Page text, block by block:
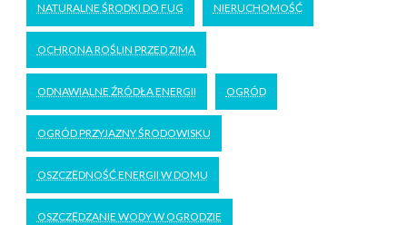
NATURALNE ŚRODKI DO FUG NIERUCHOMOŚĆ
OCHRONA ROŚLIN PRZED ZIMĄ
ODNAWIALNE ŹRÓDŁA ENERGII OGRÓD
OGRÓD PRZYJAZNY ŚRODOWISKU
OSZCZĘDNOŚĆ ENERGII W DOMU
OSZCZĘDZANIE WODY W OGRODZIE